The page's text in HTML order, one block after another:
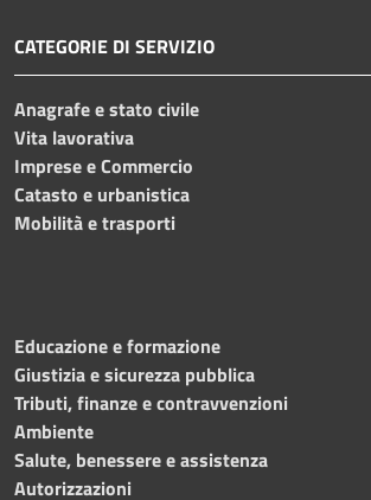
CATEGORIE DI SERVIZIO
Anagrafe e stato civile
Vita lavorativa
Imprese e Commercio
Catasto e urbanistica
Mobilità e trasporti
Educazione e formazione
Giustizia e sicurezza pubblica
Tributi, finanze e contravvenzioni
Ambiente
Salute, benessere e assistenza
Autorizzazioni